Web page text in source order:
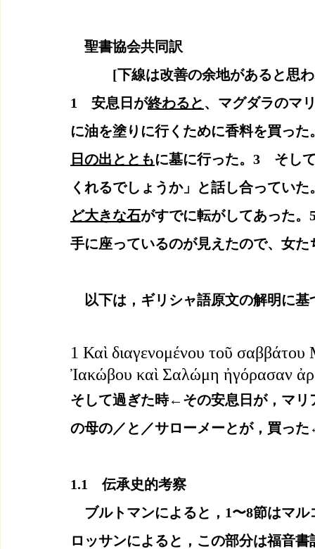
聖書協会共同訳
[下線は改善の余地があると思わ
1　安息日が終わると 、マグダラのマ
に油を塗りに行くために香料を買っ
日の出とともに墓に行った。3　そし
くれるでしょうか」と話し合っていた
ど大きな石がすでに転がしてあった
手に座っているのが見えたので、女た
以下は，ギリシャ語原文の解明に基
1 Καὶ διαγενομένου τοῦ
Ἰακώβου καὶ Σαλώμη ἠγόρασαν
そして過ぎた時←その安息日が，マ
の母の／と／サローメーとが，買っ
1.1　伝承史的考察
ブルトマンによると，1〜8節はマル
ロッサンによると，この部分は福音